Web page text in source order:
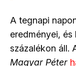
A tegnapi
eredményei,
százalékon áll.
Magyar Péter